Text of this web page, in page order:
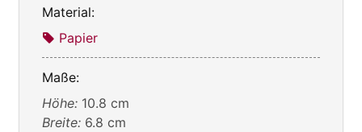
Material:
Papier
Maße:
Höhe: 10.8 cm
Breite: 6.8 cm